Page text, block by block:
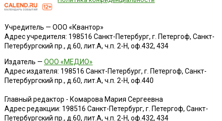
Учредитель — ООО «Квантор»
Адрес учредителя: 198516 Санкт-Петербург, г. Петергоф, Санкт-
Петербургский пр., д.60, лит.А, ч.п. 2-Н, оф.432, 434
Издатель — ООО «МЕДИО»
Адрес издателя: 198516 Санкт-Петербург, г. Петергоф, Санкт-
Петербургский пр., д.60, лит.А, ч.п. 2-Н, оф.440
Главный редактор - Комарова Мария Сергеевна
Адрес редакции: 198516 Санкт-Петербург, г. Петергоф, Санкт-
Петербургский пр., д.60, лит.А, ч.п. 2-Н, оф.432, 434